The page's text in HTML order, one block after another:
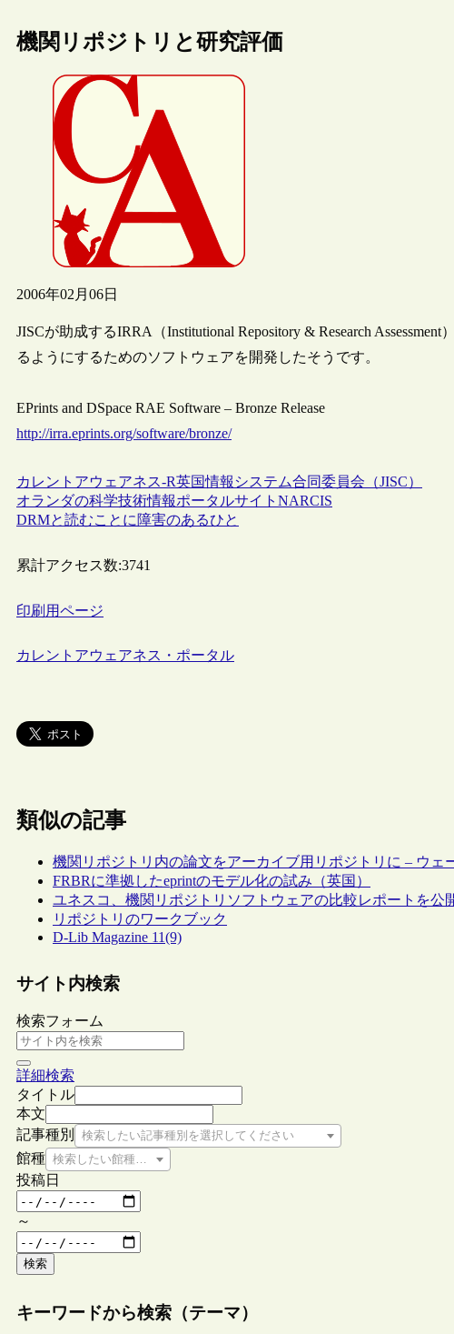
機関リポジトリと研究評価
2006年02月06日
JISCが助成するIRRA（Institutional Repository & Research
るようにするためのソフトウェアを開発したそうです。
EPrints and DSpace RAE Software – Bronze Release
http://irra.eprints.org/software/bronze/
カレントアウェアネス-R英国情報システム合同委員会（JISC）
オランダの科学技術情報ポータルサイトNARCIS
DRMと読むことに障害のあるひと
累計アクセス数:3741
印刷用ページ
カレントアウェアネス・ポータル
類似の記事
機関リポジトリ内の論文をアーカイブ用リポジトリに – ウェ
FRBRに準拠したeprintのモデル化の試み（英国）
ユネスコ、機関リポジトリソフトウェアの比較レポートを公
リポジトリのワークブック
D-Lib Magazine 11(9)
サイト内検索
検索フォーム
詳細検索
タイトル
本文
記事種別
検索したい記事種別を選択してください
館種 検索したい館種を選択してください
投稿日
～
検索
キーワードから検索（テーマ）